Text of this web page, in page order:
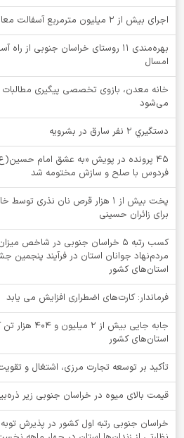
اجرای بیش از ۲ میلیون مترمربع آسفالت معابر طی چهار سال گذشته
بهره‌مندی ۱۱ روستای خراسان جنوبی
امسال
خانه معدن، بازوی تخصصی پیگیری مطالبات
می‌شود
دستگيري 2 نفر سارق در بشرويه
۴۵ پرونده در پویش «به عشق امام
فردوس با صلح و سازش مختومه شد
پخت بیش از 1 هزار قرص نان نذری
برای زائران حسینی
کسب رتبه ۵ خراسان جنوبی در شاخص
مردم‌نهاد جوانان استان در فرآیند پنجمین
استان‌های کشور
فرماندار: کارت‌های اضطراری افزایش می یابد
جابه جایی بیش
استان‌های کشور
تأکید بر توسعه تجارت مرزی، اشتغال و
قیمت بالای میوه در خراسان جنوبی زیر